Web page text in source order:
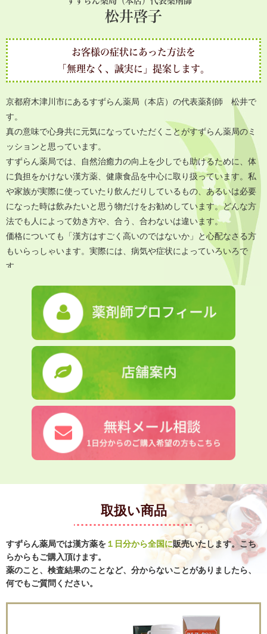
松井啓子
お客様の症状にあった方法を
「無理なく、誠実に」提案します。
京都府木津川市にあるすずらん薬局（本店）の代表薬剤師 松井で
す。
真の意味で心身共に元気になっていただくことがすずらん薬局のミ
ッションと思っています。
すずらん薬局では、自然治癒力の向上を少しでも助けるために、体
に負担をかけない漢方薬、健康食品を中心に取り扱っています。私
や家族が実際に使っていたり飲んだりしているもの、あるいは必要
になった時は飲みたいと思う物だけをお勧めしています。どんな方
法でも人によって効き方や、合う、合わないは違います。
価格についても「漢方はすごく高いのではないか」と心配なさる方
もいらっしゃいます。実際には、病気や症状によっていろいろで
す。
私はその方にとってベストと思う方法をご紹介しますが、中には費
用の面でそれを飲むのが難しい方もいらっしゃいます。そんな場合
は、効き目が弱くても少しでも改善できる方法をご提案します。遠
慮なくおっしゃってください。また「漢方は煎じるものだ」とか
「煎じが一番効く」「でも煎じると、家の中の臭いがすごいので困
る」とか、間違えた古い先入観をお持ちの方もいらっしゃいます。
決してそん
なことはありません。今は飲みやすい錠剤等で、煎じ以上の効果が
期待できるものもたくさんございます。
そしてよくあるご質問に、「どのくらいで効果が実感できます
か？」「漢方は長く飲まないと効きませんよね」というものがあり
これも病気や症状、症状が続いている期間によっていろいろです。
るのは、それよりも早いことが多いです。人によっては一週間以内
に効果が実感できる場合もあります。逆に６ヶ月使って何の変化も
ない場合、それ以上同じ処方を使っても効果はないでしょう。漢方
だからといって、６ヶ月以上たってから効果が出てくることはまず
ありません。その場合は、処方を変更します。
どんなことであっても、わかりにくい点や不安に思われる点がござ
いましたら、遠慮なくおたずね下さい。ご相談いただくのに一番良
場合も直接話をすることでわかることがあります。どうしても時間
取扱い商品
すずらん薬局では漢方薬を １日分から全国に販売いたします。こち
らからもご購入頂けます。
薬のこと、検査結果のことなど、分からないことがありましたら、
何でもご質問ください。